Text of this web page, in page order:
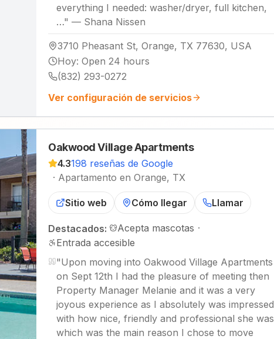
everything I needed: washer/dryer, full kitchen,
…" — Shana Nissen
3710 Pheasant St, Orange, TX 77630, USA
Hoy: Open 24 hours
(832) 293-0272
Ver configuración de servicios
Oakwood Village Apartments
4.3198 reseñas de Google
· Apartamento en Orange, TX
Sitio web Cómo llegar Llamar
Destacados: Acepta mascotas ·
Entrada accesible
"Upon moving into Oakwood Village Apartments
on Sept 12th I had the pleasure of meeting then
Property Manager Melanie and it was a very
joyous experience as I absolutely was impressed
with how nice, friendly and professional she was
which was the main reason I chose to move